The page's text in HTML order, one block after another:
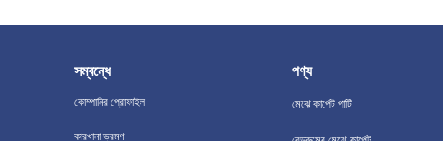
সম্বন্ধে
কোম্পানির প্রোফাইল
কারখানা ভ্রমণ
পণ্য
মেঝে কার্পেট পাটি